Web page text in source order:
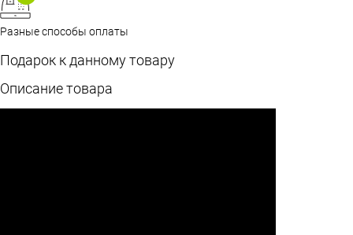
Разные способы оплаты
Подарок к данному товару
Описание товара